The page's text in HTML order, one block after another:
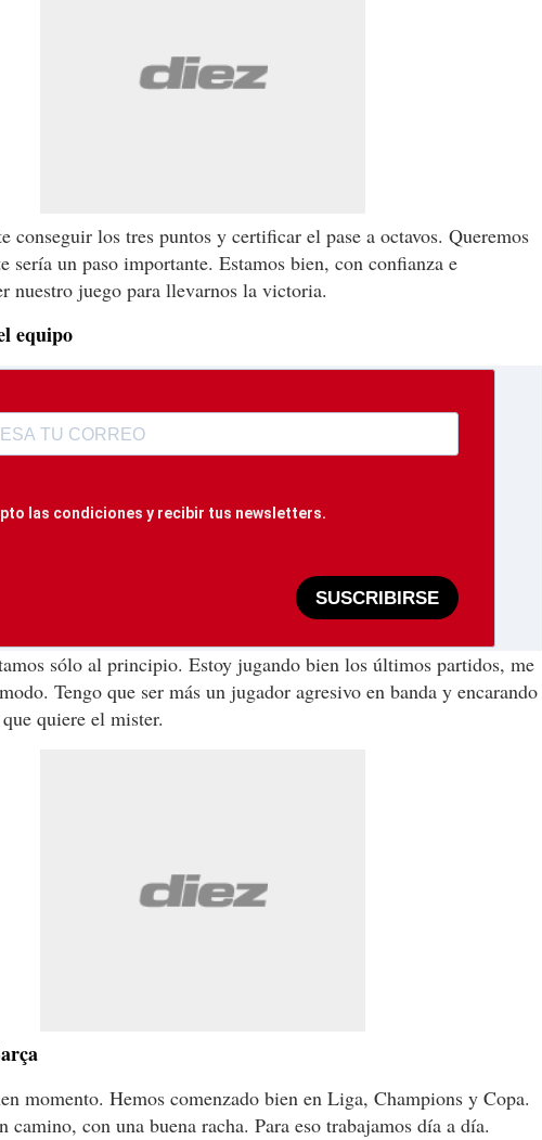
conseguir los tres puntos y certificar el pase a octavos. Queremos
sería un paso importante. Estamos bien, con confianza e
nuestro juego para llevarnos la victoria.
equipo
las condiciones y recibir tus newsletters.
SUSCRIBIRSE
sólo al principio. Estoy jugando bien los últimos partidos, me
Tengo que ser más un jugador agresivo en banda y encarando
quiere el mister.
momento. Hemos comenzado bien en Liga, Champions y Copa.
camino, con una buena racha. Para eso trabajamos día a día.